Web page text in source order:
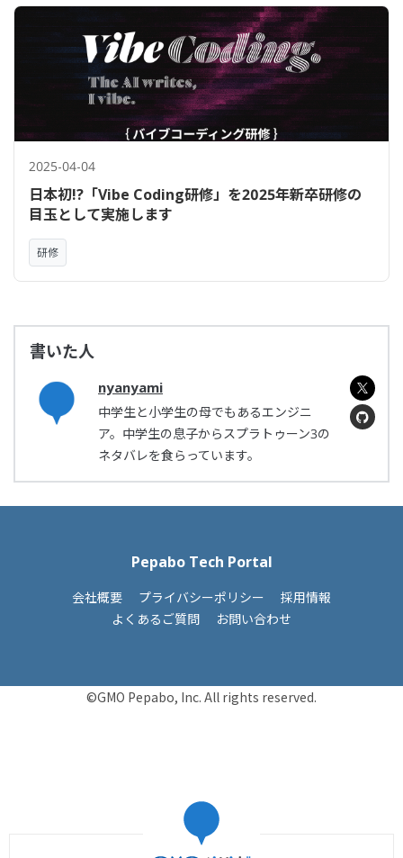
2025-04-04
日本初!?「Vibe Coding研修」を2025年新卒研修の
目玉として実施します
研修
書いた人
nyanyami
中学生と小学生の母でもあるエンジニ
ア。中学生の息子からスプラトゥーン3の
ネタバレを食らっています。
Pepabo Tech Portal
会社概要 プライバシーポリシー
採用情報
よくあるご質問
お問い合わせ
©GMO Pepabo, Inc. All rights reserved.